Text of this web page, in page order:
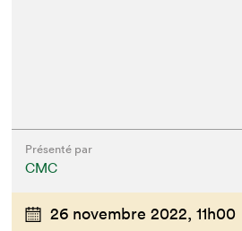
Présenté par
CMC
26 novembre 2022, 11h00